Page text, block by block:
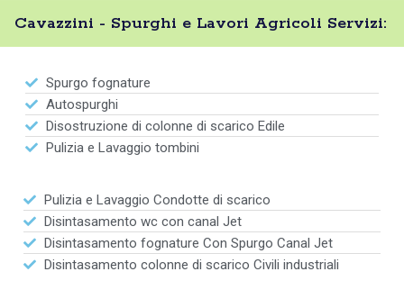
Cavazzini - Spurghi e Lavori Agricoli Servizi:
Spurgo fognature
Autospurghi
Disostruzione di colonne di scarico Edile
Pulizia e Lavaggio tombini
Pulizia e Lavaggio Condotte di scarico
Disintasamento wc con canal Jet
Disintasamento fognature Con Spurgo Canal Jet
Disintasamento colonne di scarico Civili industriali